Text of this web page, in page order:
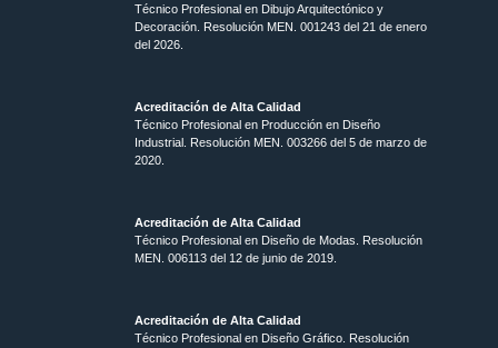
Técnico Profesional en Dibujo Arquitectónico y
Decoración. Resolución MEN. 001243 del 21 de enero
del 2026.
Acreditación de Alta Calidad
Técnico Profesional en Producción en Diseño
Industrial. Resolución MEN. 003266 del 5 de marzo de
2020.
Acreditación de Alta Calidad
Técnico Profesional en Diseño de Modas. Resolución
MEN. 006113 del 12 de junio de 2019.
Acreditación de Alta Calidad
Técnico Profesional en Diseño Gráfico. Resolución